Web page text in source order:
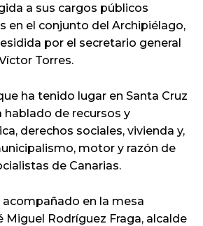
a sus cargos públicos
en el conjunto del Archipiélago,
por el secretario general
Torres.
ha tenido lugar en Santa Cruz
hablado de recursos y
derechos sociales, vivienda y,
motor y razón de
de Canarias.
en la mesa
Miguel Rodríguez Fraga, alcalde